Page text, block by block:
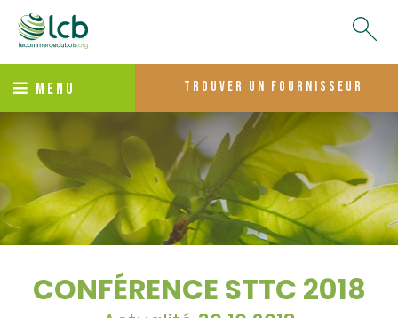
MENU trouver un fournisseur
CONFÉRENCE STTC 2018